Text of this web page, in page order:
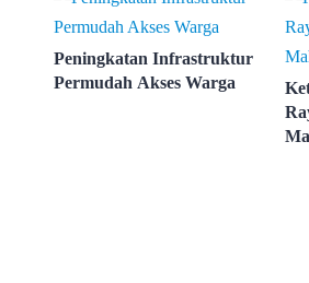
Peningkatan Infrastruktur
Permudah Akses Warga